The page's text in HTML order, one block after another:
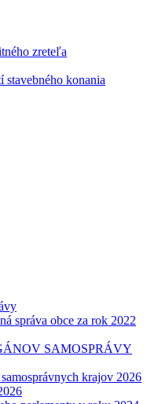
zreteľa
stavebného konania
správa obce za rok 2022
SAMOSPRÁVY
krajov 2026